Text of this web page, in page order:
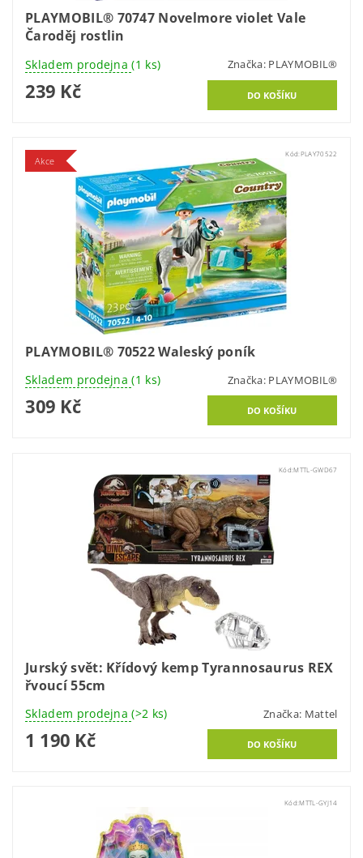
PLAYMOBIL® 70747 Novelmore violet Vale
Čaroděj rostlin
Skladem prodejna(1 ks) Značka: PLAYMOBIL®
239 Kč
Akce
Kód: PLAY70522
PLAYMOBIL® 70522 Waleský poník
Skladem prodejna(1 ks) Značka: PLAYMOBIL®
309 Kč
Kód:MTTL-GWD67
Jurský svět: Křídový kemp Tyrannosaurus REX
řvoucí 55cm
Skladem prodejna(>2 ks) Značka: Mattel
1 190 Kč
Kód:MTTL-GYJ14